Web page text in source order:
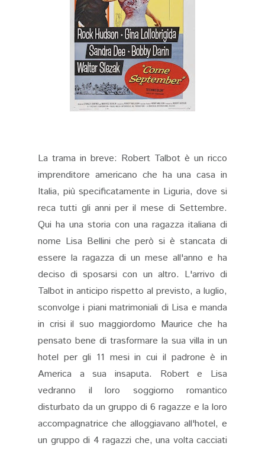
La trama in breve: Robert Talbot è un ricco
imprenditore americano che ha una casa in
Italia, più specificatamente in Liguria, dove si
reca tutti gli anni per il mese di Settembre.
Qui ha una storia con una ragazza italiana di
nome Lisa Bellini che però si è stancata di
essere la ragazza di un mese all'anno e ha
deciso di sposarsi con un altro. L'arrivo di
Talbot in anticipo rispetto al previsto, a luglio,
sconvolge i piani matrimoniali di Lisa e manda
in crisi il suo maggiordomo Maurice che ha
pensato bene di trasformare la sua villa in un
hotel per gli 11 mesi in cui il padrone è in
America a sua insaputa. Robert e Lisa
vedranno il loro soggiorno romantico
disturbato da un gruppo di 6 ragazze e la loro
accompagnatrice che alloggiavano all'hotel, e
un gruppo di 4 ragazzi che, una volta cacciati